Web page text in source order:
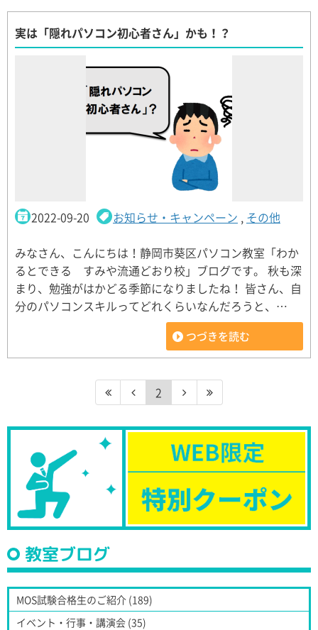
実は「隠れパソコン初心者さん」かも！？
2022-09-20 お知らせ・キャンペーン , その他
みなさん、こんにちは！静岡市葵区パソコン教室「わか
るとできる すみや流通どおり校」ブログです。 秋も深
まり、勉強がはかどる季節になりましたね！ 皆さん、自
分のパソコンスキルってどれくらいなんだろうと、…
つづきを読む
2
教室ブログ
MOS試験合格生のご紹介 (189)
イベント・行事・講演会 (35)